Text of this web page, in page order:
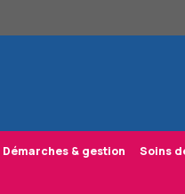
Démarches & gestion Soins